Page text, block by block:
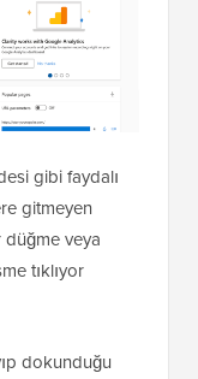
gibi faydalı
gitmeyen
düğme veya
tıklıyor
dokunduğu